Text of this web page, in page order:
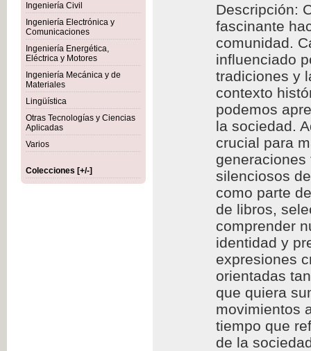
Ingeniería Civil
Ingeniería Electrónica y
Comunicaciones
Ingeniería Energética,
Eléctrica y Motores
Ingeniería Mecánica y de
Materiales
Lingüística
Otras Tecnologías y Ciencias
Aplicadas
Varios
Colecciones [+/-]
Descripción:
fascinante
comunidad.
influenciado
tradiciones y
contexto
podemos
la sociedad.
crucial para
silenciosos
como parte
de libros,
comprender
identidad y
expresiones
orientadas
que quiera
movimientos
tiempo que
de la